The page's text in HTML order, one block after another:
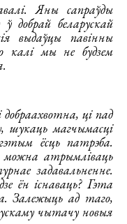
Яны сапраўды
добрай беларускай
выдаўцы павінны
калі мы не будзем
ці пад
шукаць магчымасці
ёсць патрэба.
атрымліваць
задавальненне.
ён існаваць? Гэта
Залежыць ад таго,
чытачу новыя